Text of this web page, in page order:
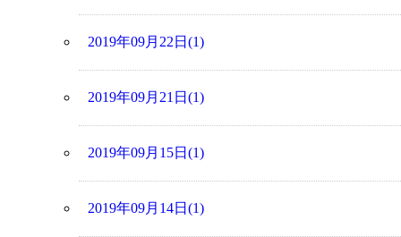
2019年09月22日(1)
2019年09月21日(1)
2019年09月15日(1)
2019年09月14日(1)